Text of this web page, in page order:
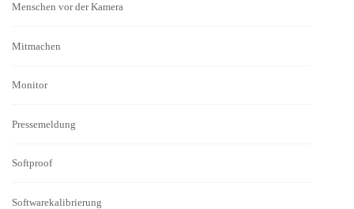
Menschen vor der Kamera
Mitmachen
Monitor
Pressemeldung
Softproof
Softwarekalibrierung